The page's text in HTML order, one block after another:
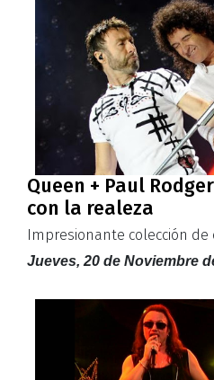
Queen + Paul
con la realeza
Impresionante colección de
Jueves, 20 de Noviembre